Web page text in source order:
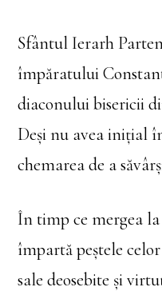
Sfântul Ierarh
împăratului
diaconului bisericii
Deși nu avea inițial
chemarea de a
În timp ce mergea la
împartă peștele
sale deosebite și